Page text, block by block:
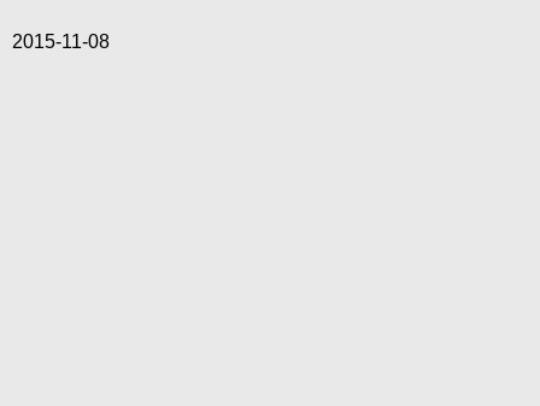
2015-11-08